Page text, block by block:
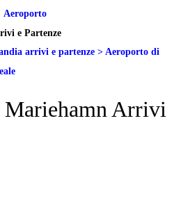
Aeroporto
e Partenze
arrivi e partenze > Aeroporto di
Arrivi